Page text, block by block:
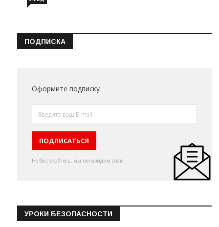
ПОДПИСКА
Оформите подписку
Не беспокойтесь, мы ненавидим спам
УРОКИ БЕЗОПАСНОСТИ